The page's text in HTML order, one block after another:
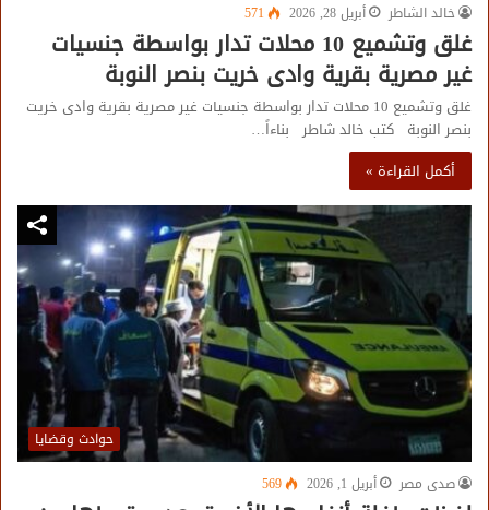
خالد الشاطر
أبريل 28, 2026 571
غلق وتشميع 10 محلات تدار بواسطة جنسيات
غير مصرية بقرية وادى خريت بنصر النوبة
غلق وتشميع 10 محلات تدار بواسطة جنسيات غير مصرية بقرية وادى خريت
بنصر النوبة كتب خالد شاطر بناءاً…
أكمل القراءة »
حوادث وقضايا
صدى مصر
أبريل 1, 2026 569